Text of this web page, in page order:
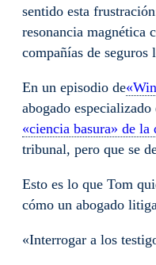
sentido esta
resonancia magnética
compañías de
En un episodio de
abogado
«ciencia basura» de la
tribunal, pero que se
Esto es lo que Tom
cómo un abogado
«Interrogar a los